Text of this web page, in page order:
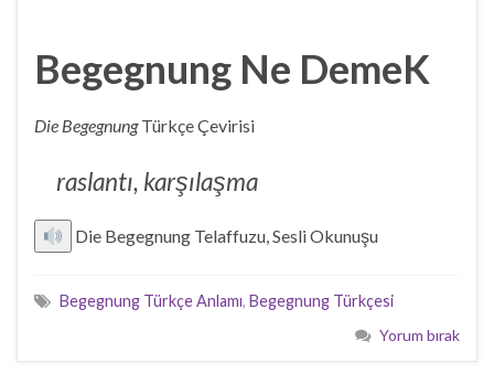
Begegnung Ne DemeK
Die BegegnungTürkçe Çevirisi
raslantı, karşılaşma
Die Begegnung Telaffuzu, Sesli Okunuşu
Begegnung Türkçe Anlamı, Begegnung Türkçesi
Yorum bırak